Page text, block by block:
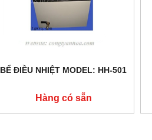
BỂ ĐIỀU NHIỆT MODEL: HH-501
Hàng có sẵn